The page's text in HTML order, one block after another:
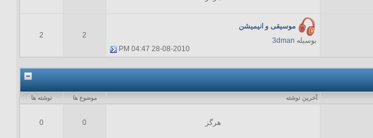
موسیقی و انیمیشن
بوسیله 3dman
28-08-2010
04:47 PM
2
2
آخرين نوشته موضوع ها نوشته ها
هرگز 0
0